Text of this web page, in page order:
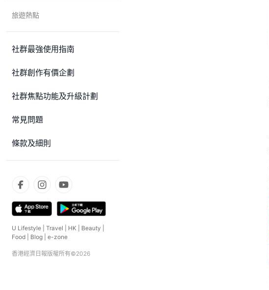
旅遊熱點
社群最強使用指南
社群創作有價企劃
社群焦點功能及升級計劃
常見問題
條款及細則
U Lifestyle Travel HK Beauty
Food
Blog e-zone
香港經濟日報版權所有©2026